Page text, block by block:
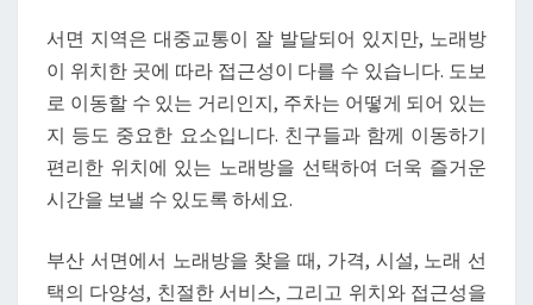
서면 지역은 대중교통이 잘 발달되어 있지만, 노래방
이 위치한 곳에 따라 접근성이 다를 수 있습니다. 도보
로 이동할 수 있는 거리인지, 주차는 어떻게 되어 있는
지 등도 중요한 요소입니다. 친구들과 함께 이동하기
편리한 위치에 있는 노래방을 선택하여 더욱 즐거운
시간을 보낼 수 있도록 하세요.
부산 서면에서 노래방을 찾을 때, 가격, 시설, 노래 선
택의 다양성, 친절한 서비스, 그리고 위치와 접근성을